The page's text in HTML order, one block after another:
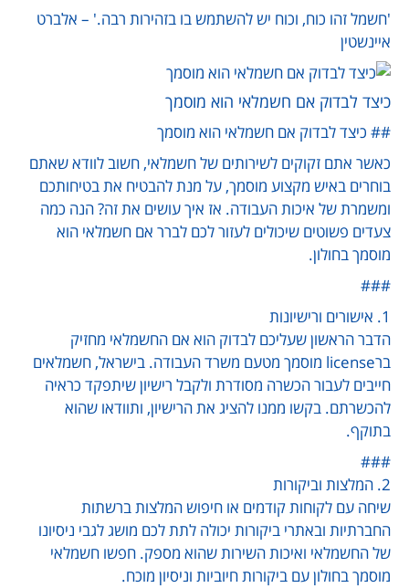
'חשמל זהו כוח, וכוח יש להשתמש בו בזהירות רבה.' – אלברט
איינשטין
כיצד לבדוק אם חשמלאי הוא מוסמך
## כיצד לבדוק אם חשמלאי הוא מוסמך
כאשר אתם זקוקים לשירותים של חשמלאי, חשוב לוודא שאתם
בוחרים באיש מקצוע מוסמך, על מנת להבטיח את בטיחותכם
ומשמרת של איכות העבודה. אז איך עושים את זה? הנה כמה
צעדים פשוטים שיכולים לעזור לכם לברר אם חשמלאי הוא
מוסמך בחולון.
###
1. אישורים ורישיונות
הדבר הראשון שעליכם לבדוק הוא אם החשמלאי מחזיק
ברlicense מוסמך מטעם משרד העבודה. בישראל, חשמלאים
חייבים לעבור הכשרה מסודרת ולקבל רישיון שיתפקד כראיה
להכשרתם. בקשו ממנו להציג את הרישיון, ותוודאו שהוא
בתוקף.
###
2. המלצות וביקורות
שיחה עם לקוחות קודמים או חיפוש המלצות ברשתות
החברתיות ובאתרי ביקורות יכולה לתת לכם מושג לגבי ניסיונו
של החשמלאי ואיכות השירות שהוא מספק. חפשו חשמלאי
מוסמך בחולון עם ביקורות חיוביות וניסיון מוכח.